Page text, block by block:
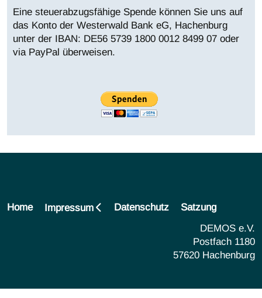
Eine steuerabzugsfähige Spende können Sie uns auf
das Konto der Westerwald Bank eG, Hachenburg
unter der IBAN: DE56 5739 1800 0012 8499 07 oder
via PayPal überweisen.
Home Impressum Datenschutz
Satzung
DEMOS e.V.
Postfach 1180
57620 Hachenburg